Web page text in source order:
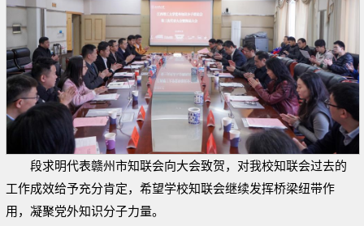
段求明代表赣州市知联会向大会致贺，对我校知联会过去的
工作成效给予充分肯定，希望学校知联会继续发挥桥梁纽带作
用，凝聚党外知识分子力量。